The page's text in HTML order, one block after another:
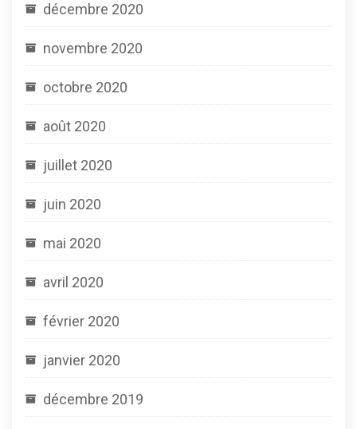
décembre 2020
novembre 2020
octobre 2020
août 2020
juillet 2020
juin 2020
mai 2020
avril 2020
février 2020
janvier 2020
décembre 2019